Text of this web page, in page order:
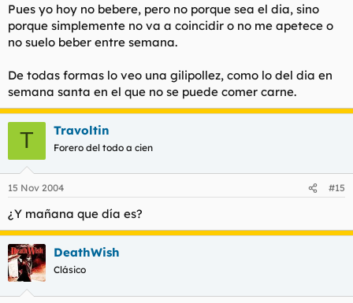
Pues yo hoy no bebere, pero no porque sea el dia, sino
porque simplemente no va a coincidir o no me apetece o
no suelo beber entre semana.
De todas formas lo veo una gilipollez, como lo del dia en
semana santa en el que no se puede comer carne.
T Travoltin
Forero del todo a cien
15 Nov 2004 #15
¿Y mañana que día es?
DeathWish
Clásico